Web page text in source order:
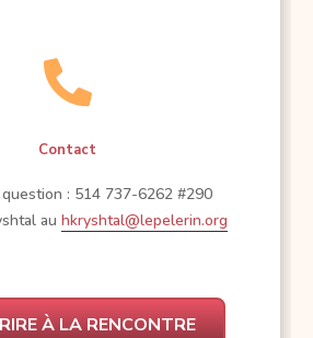

Contact
: 514 737-6262 #290
auhkryshtal@lepelerin.org
À LA RENCONTRE